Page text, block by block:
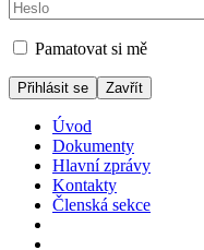
Pamatovat si mě
Zavřít
Úvod
Dokumenty
Hlavní zprávy
Kontakty
Členská sekce